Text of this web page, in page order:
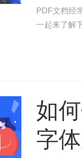
PDF文档经
一起来了解
如
字